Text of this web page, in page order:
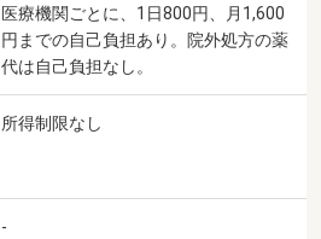
医療機関ごとに、1日800円、月1,600
円までの自己負担あり。院外処方の薬
代は自己負担なし。
所得制限なし
-